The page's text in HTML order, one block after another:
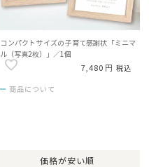
コンパクトサイズの子育て感謝状「ミニマ
ル（写真2枚）」／1個
7,480 税込
商品について
価格が安い順